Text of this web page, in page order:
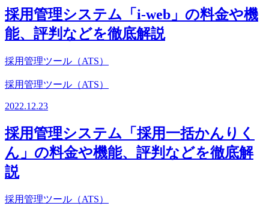
採用管理システム「i-web」の料金や機
能、評判などを徹底解説
採用管理ツール（ATS）
採用管理ツール（ATS）
2022.12.23
採用管理システム「採用一括かんりく
ん」の料金や機能、評判などを徹底解
説
採用管理ツール（ATS）